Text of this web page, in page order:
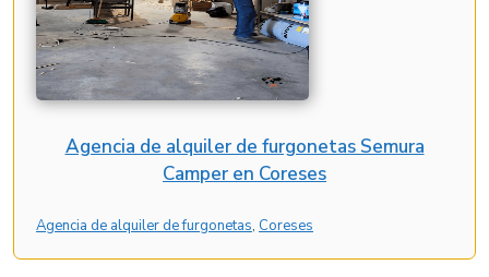
Agencia de alquiler de furgonetas Semura
Camper en Coreses
Agencia de alquiler de furgonetas, Coreses